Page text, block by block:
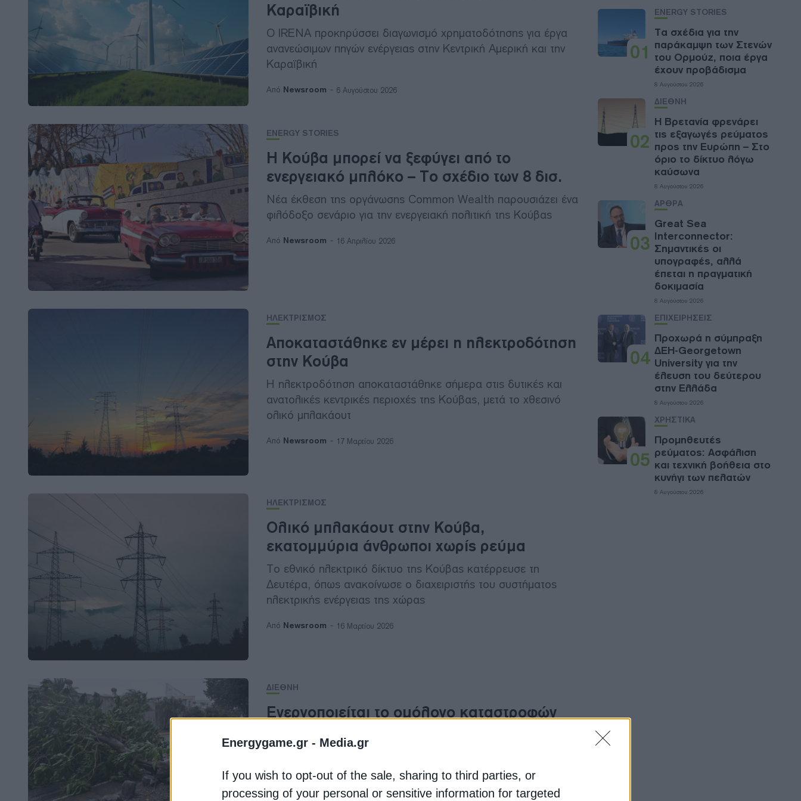
Energygame.gr - Media.gr
If you wish to opt-out of the sale, sharing to third parties, or
processing of your personal or sensitive information for targeted
Καραϊβική
Ο IRENA προκηρύσσει διαγωνισμό χρηματοδότησης για έργα
ανανεώσιμων πηγών ενέργειας στην Κεντρική Αμερική και την
Καραϊβική
Από Newsroom 6 Αυγούστου 2026
ENERGY STORIES
Η Κούβα μπορεί να ξεφύγει από το
ενεργειακό μπλόκο – Το σχέδιο των 8 δισ.
Νέα έκθεση της οργάνωσης Common Wealth παρουσιάζει ένα
φιλόδοξο σενάριο για την ενεργειακή πολιτική της Κούβας
Από Newsroom 16 Απριλίου 2026
ΗΛΕΚΤΡΙΣΜΟΣ
Αποκαταστάθηκε εν μέρει η ηλεκτροδότηση
στην Κούβα
Η ηλεκτροδότηση αποκαταστάθηκε σήμερα στις δυτικές και
ανατολικές κεντρικές περιοχές της Κούβας, μετά το χθεσινό
ολικό μπλακάουτ
Από Newsroom 17 Μαρτίου 2026
ΗΛΕΚΤΡΙΣΜΟΣ
Ολικό μπλακάουτ στην Κούβα,
εκατομμύρια άνθρωποι χωρίς ρεύμα
Το εθνικό ηλεκτρικό δίκτυο της Κούβας κατέρρευσε τη
Δευτέρα, όπως ανακοίνωσε ο διαχειριστής του συστήματος
ηλεκτρικής ενέργειας της χώρας
Από Newsroom 16 Μαρτίου 2026
ΔΙΕΘΝΗ
Ενεργοποιείται το ομόλογο καταστροφών
Ο τυφώνας Μελίσα ήταν ο ισχυρότερος που έχει πλήξει την
Τζαμάικα, η οποία είναι η τρίτη πιο ευάλωτη χώρα παγκοσμίως
σε φυσικές καταστροφές
01
ENERGY STORIES
Τα σχέδια για την
παράκαμψη των Στενών
του Ορμούζ, ποια έργα
έχουν προβάδισμα
8 Αυγούστου 2026
02
ΔΙΕΘΝΗ
Η Βρετανία φρενάρει
τις εξαγωγές ρεύματος
προς την Ευρώπη – Στο
όριο το δίκτυο λόγω
καύσωνα
8 Αυγούστου 2026
03
ΑΡΘΡΑ
Great Sea
Interconnector:
Σημαντικές οι
υπογραφές, αλλά
έπεται η πραγματική
δοκιμασία
8 Αυγούστου 2026
04
ΕΠΙΧΕΙΡΗΣΕΙΣ
Προχωρά η σύμπραξη
ΔΕΗ-Georgetown
University για την
έλευση του δεύτερου
στην Ελλάδα
8 Αυγούστου 2026
05
ΧΡΗΣΤΙΚΑ
Προμηθευτές
ρεύματος: Ασφάλιση
και τεχνική βοήθεια στο
κυνήγι των πελατών
8 Αυγούστου 2026